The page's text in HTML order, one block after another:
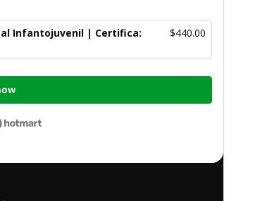
Infantojuvenil | Certifica:
$440.00